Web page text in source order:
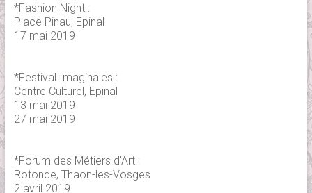
*Fashion Night :
Place Pinau, Epinal
17 mai 2019
*Festival Imaginales :
Centre Culturel, Epinal
13 mai 2019
27 mai 2019
*Forum des Métiers d'Art :
Rotonde, Thaon-les-Vosges
2 avril 2019